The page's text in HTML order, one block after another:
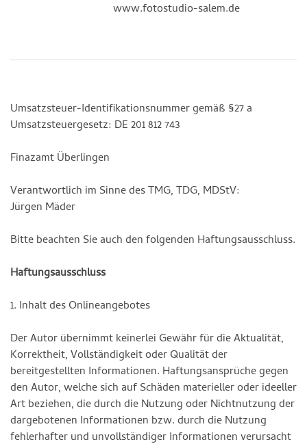
www.fotostudio-salem.de
Umsatzsteuer-Identifikationsnummer gemäß §27 a
Umsatzsteuergesetz: DE 201 812 743
Finazamt Überlingen
Verantwortlich im Sinne des TMG, TDG, MDStV:
Jürgen Mäder
Bitte beachten Sie auch den folgenden Haftungsausschluss.
Haftungsausschluss
1. Inhalt des Onlineangebotes
Der Autor übernimmt keinerlei Gewähr für die Aktualität,
Korrektheit, Vollständigkeit oder Qualität der
bereitgestellten Informationen. Haftungsansprüche gegen
den Autor, welche sich auf Schäden materieller oder ideeller
Art beziehen, die durch die Nutzung oder Nichtnutzung der
dargebotenen Informationen bzw. durch die Nutzung
fehlerhafter und unvollständiger Informationen verursacht